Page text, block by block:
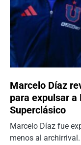
Marcelo Díaz
para expulsar a
Superclásico
Marcelo Díaz fue
menos al archirrival.